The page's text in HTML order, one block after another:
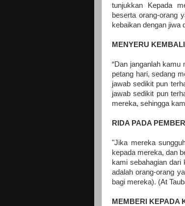
tunjukkan Kepada
beserta orang-orang
kebaikan dengan jiwa
MENYERU
“Dan janganlah kamu
petang hari, sedang
jawab sedikit pun
jawab sedikit pun
mereka, sehingga
RIDA PADA
"Jika mereka
kepada mereka, dan
kami sebahagian
adalah orang-orang
bagi mereka). (At
MEMBERI KEPADA